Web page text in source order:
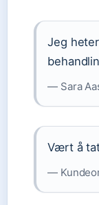
Jeg
— Sara
Vært å
—